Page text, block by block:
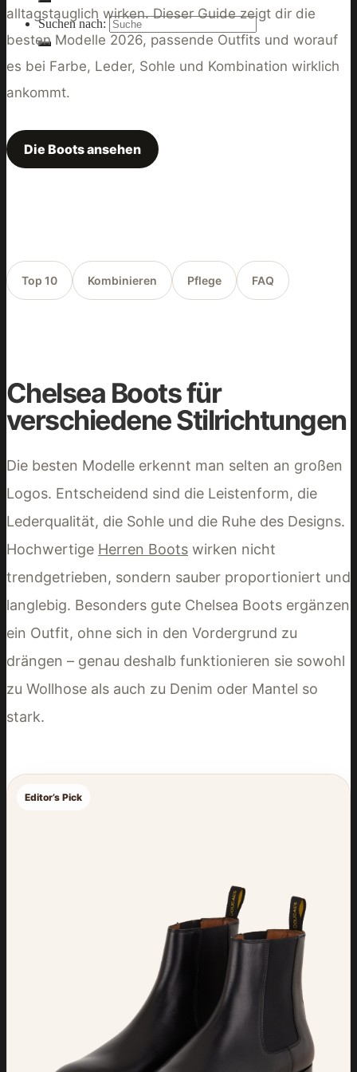
Suchen nach:
alltagstauglich wirken. Dieser Guide zeigt dir die
besten Modelle 2026, passende Outfits und worauf
es bei Farbe, Leder, Sohle und Kombination wirklich
ankommt.
Die Boots ansehen
Top 10 Kombinieren Pflege FAQ
Chelsea Boots für
verschiedene Stilrichtungen
Die besten Modelle erkennt man selten an großen
Logos. Entscheidend sind die Leistenform, die
Lederqualität, die Sohle und die Ruhe des Designs.
Hochwertige Herren Boots wirken nicht
trendgetrieben, sondern sauber proportioniert und
langlebig. Besonders gute Chelsea Boots ergänzen
ein Outfit, ohne sich in den Vordergrund zu
drängen – genau deshalb funktionieren sie sowohl
zu Wollhose als auch zu Denim oder Mantel so
stark.
Editor’s Pick